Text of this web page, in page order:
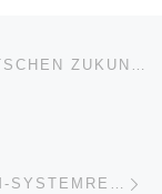
25. PREISVERLEIHUNG DES DEUTSCHEN ZUKUNFTSPREISES AM 17. NOVEMBER IN BERLIN
ADVANTECH RSB-3720 ERZIELT ARM-SYSTEMREADY-IR-ZERTIFIZIERUNG MIT I.MX-8M-PLUS-PROZESSOR